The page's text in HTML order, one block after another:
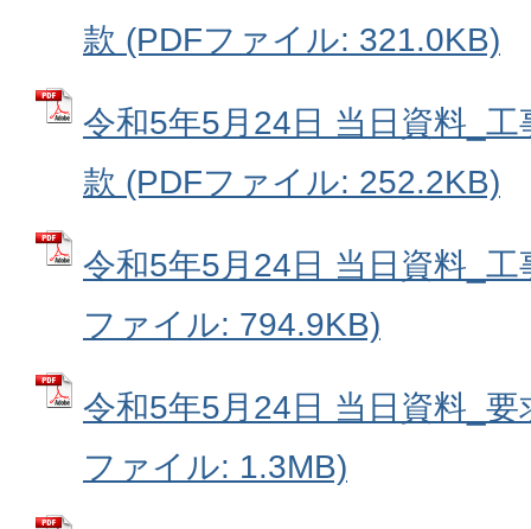
款 (PDFファイル: 321.0KB)
令和5年5月24日 当日資料_
款 (PDFファイル: 252.2KB)
令和5年5月24日 当日資料_
ファイル: 794.9KB)
令和5年5月24日 当日資料_
ファイル: 1.3MB)